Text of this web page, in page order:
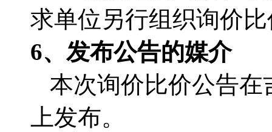
求单位另行组织询价
6、发布公告的媒介
本次询价比价公告
上发布。